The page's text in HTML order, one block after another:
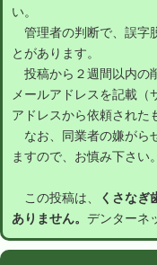
い。
管理者の判断で、誤字
とがあります。
投稿から２週間以内の
メールアドレスを記載（
アドレスから依頼された
なお、同業者の嫌がら
ますので、お慎み下さい
この投稿は、
くさなぎ
ありません。 デンターネ